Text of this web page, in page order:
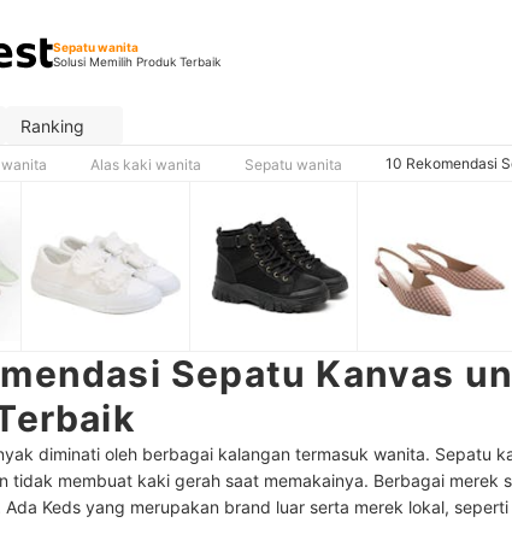
Sepatu wanita
Solusi Memilih Produk Terbaik
Ranking
Alas kaki wanita Sepatu wanita 10 Rekomendasi
Sepatu Kanvas
diminati oleh berbagai kalangan termasuk wanita. Sepatu
tidak membuat kaki gerah saat memakainya. Berbagai merek
Ada Keds yang merupakan brand luar serta merek lokal, seperti